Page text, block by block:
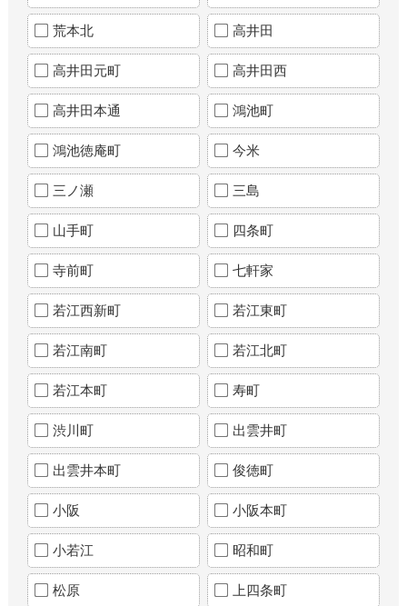
荒本北 高井田
高井田元町 高井田西
高井田本通 鴻池町
鴻池徳庵町 今米
三ノ瀬 三島
山手町 四条町
寺前町 七軒家
若江西新町 若江東町
若江南町 若江北町
若江本町 寿町
渋川町 出雲井町
出雲井本町 俊徳町
小阪 小阪本町
小若江 昭和町
松原 上四条町